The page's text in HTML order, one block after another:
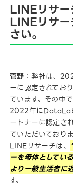
LINEリサ
LINEリサー
さい。
菅野 ：弊社は、
ーに認定されてお
ています。その中
2022年に
ートナーに認定さ
ていただいておりま
LINEリサーチは、
ーを母体としてい
より一般生活者に
す。